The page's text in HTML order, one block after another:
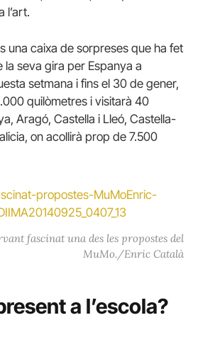
l’art.
una caixa de sorpreses que ha fet
seva gira per Espanya a
setmana i fins el 30 de gener,
quilòmetres i visitarà 40
Aragó, Castella i Lleó, Castella-
on acollirà prop de 7.500
fascinat una des les propostes del
MuMo./Enric Català
a l’escola?